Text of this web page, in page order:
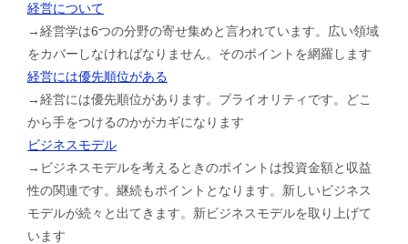
経営について
→経営学は6つの分野の寄せ集めと言われています。広い領域
をカバーしなければなりません。そのポイントを網羅します
経営には優先順位がある
→経営には優先順位があります。プライオリティです。どこ
から手をつけるのかがカギになります
ビジネスモデル
→ビジネスモデルを考えるときのポイントは投資金額と収益
性の関連です。継続もポイントとなります。新しいビジネス
モデルが続々と出てきます。新ビジネスモデルを取り上げて
います